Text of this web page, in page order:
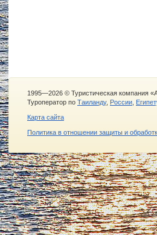
1995—2026 © Туристическая компания
Туроператор по Таиланду, России
Карта сайта
Политика в отношении защиты и